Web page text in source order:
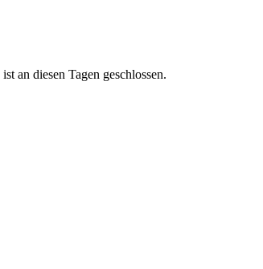
an diesen Tagen geschlossen.